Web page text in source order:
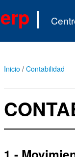
erp |
Inicio / Contabilidad